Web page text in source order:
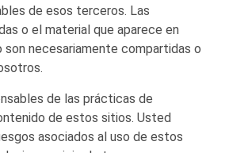
de esos terceros. Las
o el material que aparece en
necesariamente compartidas o
de las prácticas de
de estos sitios. Usted
asociados al uso de estos